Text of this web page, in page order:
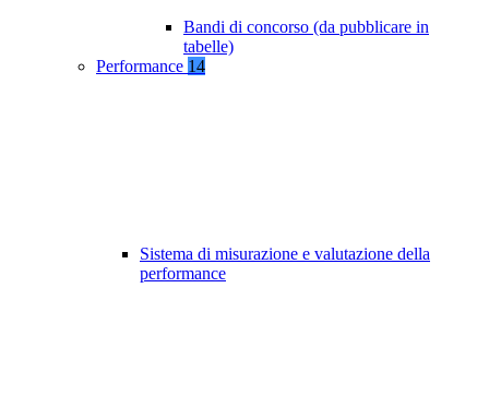
Bandi di concorso (da pubblicare in
tabelle)
Performance 14
Sistema di misurazione e valutazione della
performance